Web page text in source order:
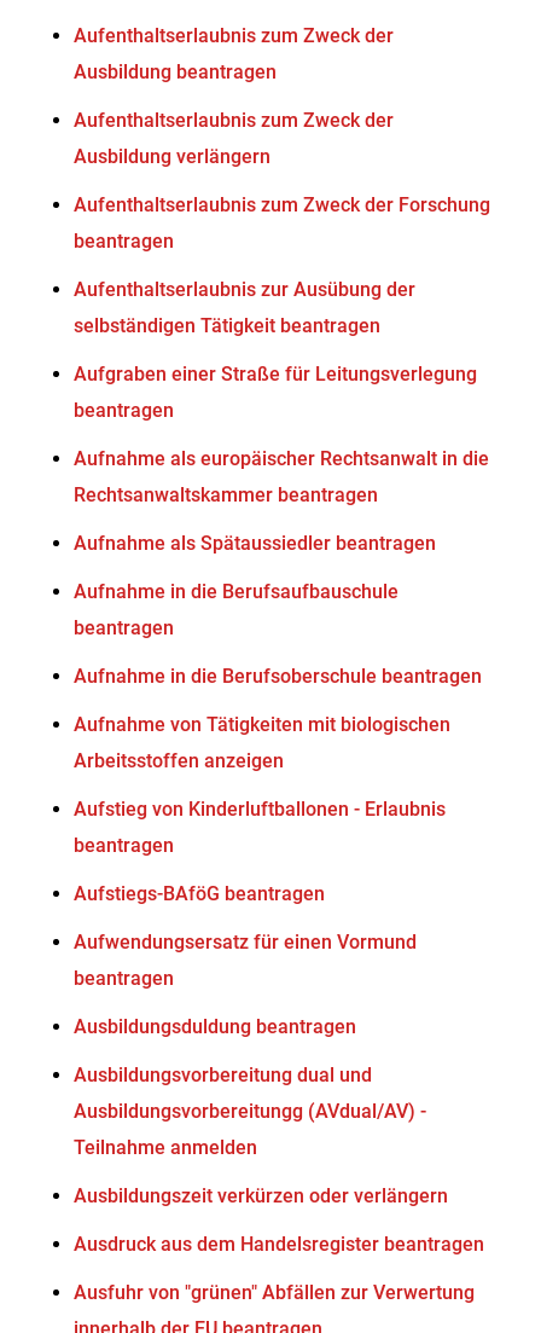
Aufenthaltserlaubnis zum Zweck der
Ausbildung beantragen
Aufenthaltserlaubnis zum Zweck der
Ausbildung verlängern
Aufenthaltserlaubnis zum Zweck der Forschung
beantragen
Aufenthaltserlaubnis zur Ausübung der
selbständigen Tätigkeit beantragen
Aufgraben einer Straße für Leitungsverlegung
beantragen
Aufnahme als europäischer Rechtsanwalt in die
Rechtsanwaltskammer beantragen
Aufnahme als Spätaussiedler beantragen
Aufnahme in die Berufsaufbauschule
beantragen
Aufnahme in die Berufsoberschule beantragen
Aufnahme von Tätigkeiten mit biologischen
Arbeitsstoffen anzeigen
Aufstieg von Kinderluftballonen - Erlaubnis
beantragen
Aufstiegs-BAföG beantragen
Aufwendungsersatz für einen Vormund
beantragen
Ausbildungsduldung beantragen
Ausbildungsvorbereitung dual und
Ausbildungsvorbereitungg (AVdual/AV) -
Teilnahme anmelden
Ausbildungszeit verkürzen oder verlängern
Ausdruck aus dem Handelsregister beantragen
Ausfuhr von "grünen" Abfällen zur Verwertung